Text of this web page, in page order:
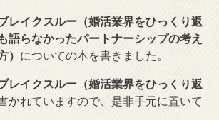
レイクスルー（婚活業界をひっくり返
語らなかったパートナーシップの考え
） についての本を書きました。
レイクスルー（婚活業界をひっくり返
かれていますので、是非手元に置いて